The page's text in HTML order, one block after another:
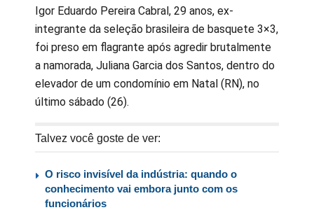
Igor Eduardo Pereira Cabral, 29 anos, ex-
integrante da seleção brasileira de basquete 3×3,
foi preso em flagrante após agredir brutalmente
a namorada, Juliana Garcia dos Santos, dentro do
elevador de um condomínio em Natal (RN), no
último sábado (26).
Talvez você goste de ver:
O risco invisível da indústria: quando o
conhecimento vai embora junto com os
funcionários